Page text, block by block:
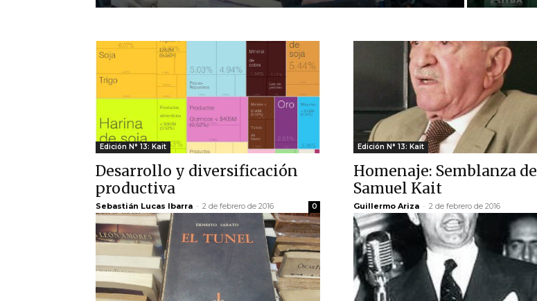
Edición N° 13: Kait
Desarrollo y diversificación
productiva
Sebastián Lucas Ibarra - 2 de febrero de 2016 0
Edición N° 13: Kait
Homenaje: Semblanza de
Samuel Kait
Guillermo Ariza - 2 de febrero de 2016